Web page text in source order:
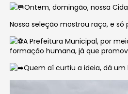
Ontem, domingão, nossa
Nossa seleção mostrou raça, e
A Prefeitura Municipal, por
formação humana, já que
Quem aí curtiu a ideia, dá